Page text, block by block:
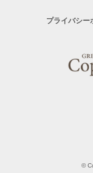
プライバシー
©